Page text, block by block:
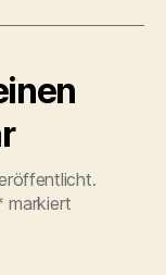
markiert